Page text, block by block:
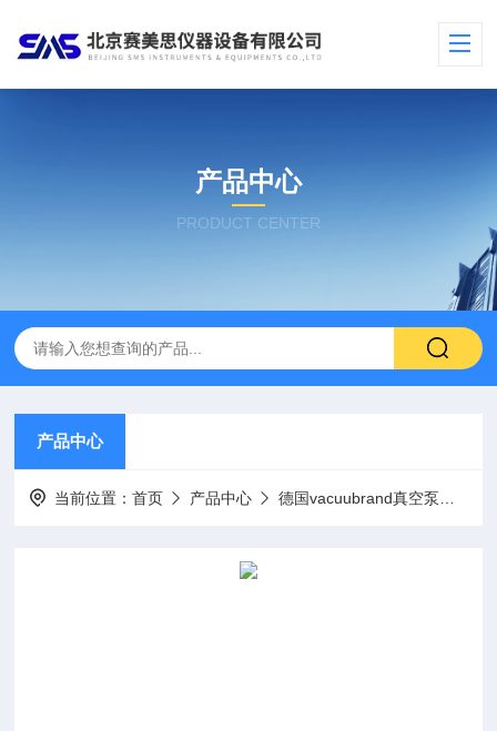
产品中心
PRODUCT CENTER
产品中心
当前位置：首页 产品中心 德国vacuubrand真空泵